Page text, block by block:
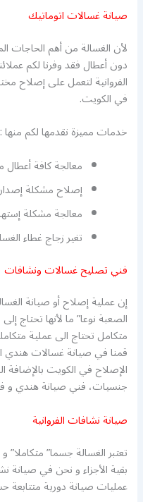
صيانة غسالات اتوماتيك
لأن الغسالة من أهم الحاجات
دون أعطال فقد وفرنا لكم
الفروانية لتعمل على إصلاح
في الكويت.
خدمات مميزة نقدمها لكم منها :
معالجة كافة أعطال
إصلاح مشكلة
معالجة مشكلة
تغير زجاج غطاء
فني تصليح غسالات ونشافات
إن عملية إصلاح أو صيانة
الصعبة نوعا” ما لأنها تحتاج
متكامل تحتاج الى عملية
قمنا في صيانة غسالات هندي
الإصلاح في الكويت بالإضافة
جنسيات، فني صيانة هندي و
صيانة نشافات الفروانية
تعتبر الغسالة جسما”
بقية الأجزاء و نحن في صيانة
عمليات صيانة دورية